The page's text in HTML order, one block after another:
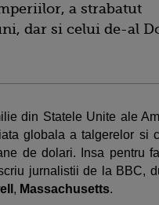
a strabatut
dar si celui de-al
din Statele Unite ale
globala a talgerelor si
de dolari. Insa pentru
jurnalistii de la BBC,
, Massachusetts.